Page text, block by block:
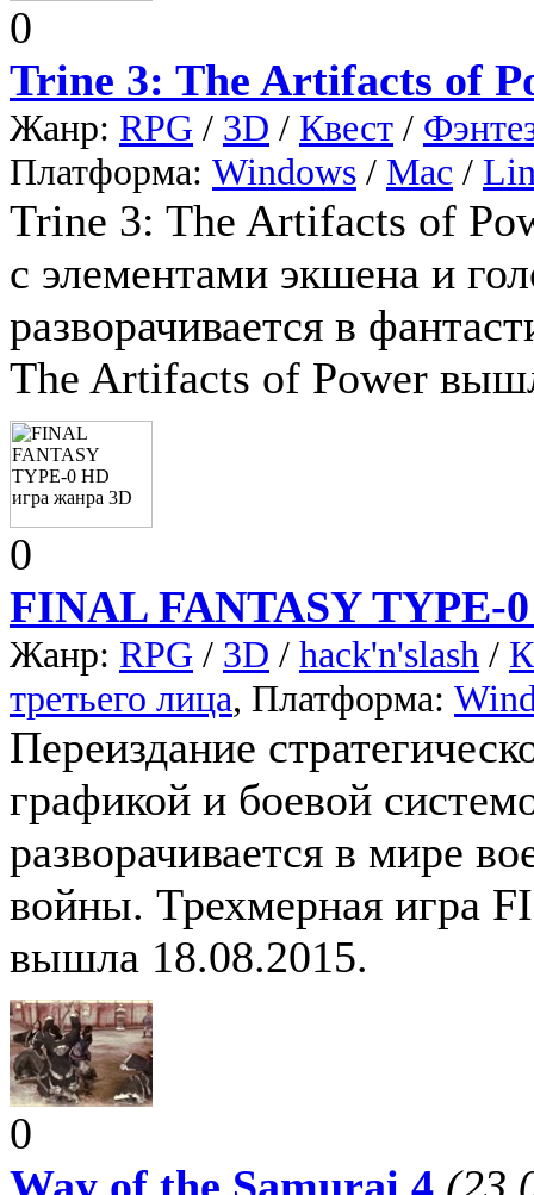
0
Trine 3: The Artifacts of
Жанр: RPG / 3D / Квест /
Платформа: Windows / Mac /
Trine 3: The Artifacts of
с элементами экшена и
разворачивается в
The Artifacts of Power
0
FINAL FANTASY TYPE-
Жанр: RPG / 3D / hack'n'slash /
третьего лица, Платформа:
Переиздание
графикой и боевой
разворачивается в мире
войны. Трехмерная игра
вышла 18.08.2015.
0